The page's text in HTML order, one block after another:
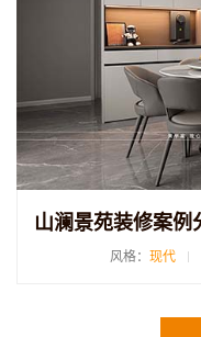
山澜景苑装修案例
风格： 现代